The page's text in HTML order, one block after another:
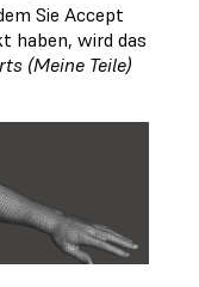
Sie Accept
haben, wird das
(Meine Teile)